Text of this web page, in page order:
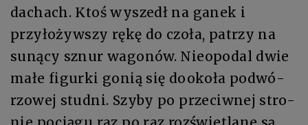
da­chach. Ktoś wy­szedł na ga­nek i
przyłożywszy rę­kę do czo­ła, pa­trzy na
su­ną­cy sznur wa­go­nów. Nie­opo­dal dwie
ma­łe fi­gur­ki gonią się do­oko­ła po­dwó­
rzo­wej stud­ni. Szy­by po przeciw­nej stro­